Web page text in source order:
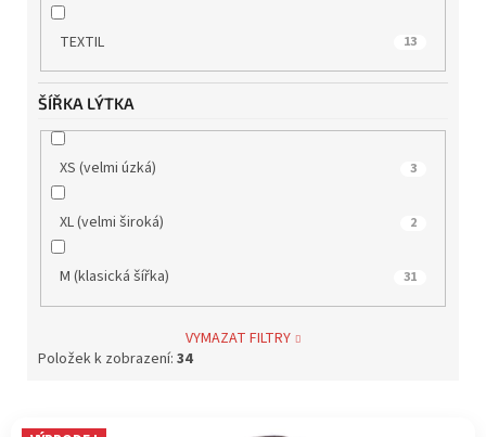
TEXTIL 13
ŠÍŘKA LÝTKA
XS (velmi úzká) 3
XL (velmi široká) 2
M (klasická šířka) 31
VYMAZAT FILTRY
Položek k zobrazení: 34
V